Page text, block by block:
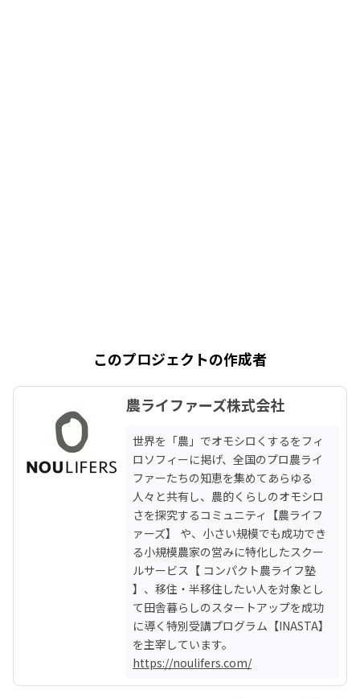
このプロジェクトの作成者
農ライファーズ株式会社
世界を「農」でオモシロくするをフィ
ロソフィーに掲げ、全国のプロ農ライ
ファーたちの知恵を集めてあらゆる
人々と共有し、農的くらしのオモシロ
さを探究するコミュニティ【農ライフ
ァーズ】 や、小さい規模でも成功でき
る小規模農家の営みに特化したスクー
ルサービス【 コンパクト農ライフ塾
】、移住・半移住したい人を対象とし
て田舎暮らしのスタートアップを成功
に導く特別受講プログラム【INASTA】
https://noulifers.com/